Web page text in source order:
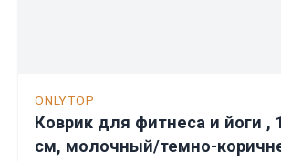
ONLYTOP
Коврик для фитнеса и йоги ,
см, молочный/темно-